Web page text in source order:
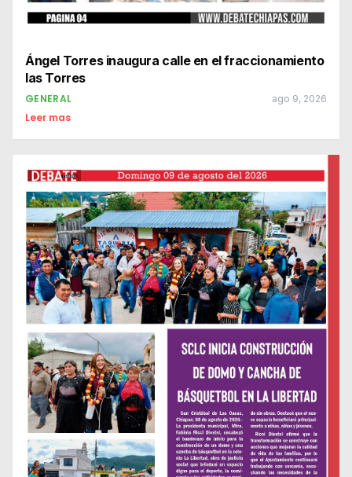
Ángel Torres inaugura calle en el fraccionamiento
las Torres
GENERAL ago 9, 2026
Leer mas